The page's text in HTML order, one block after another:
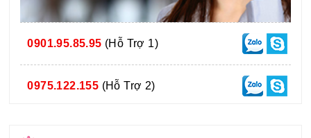
0901.95.85.95 (Hỗ Trợ 1)
0975.122.155 (Hỗ Trợ 2)